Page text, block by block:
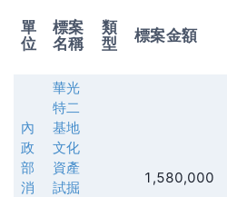
單
位
標案
名稱
類
型
標案金額
內
政
部
消
華光
特二
基地
文化
資產
試掘
1,580,000